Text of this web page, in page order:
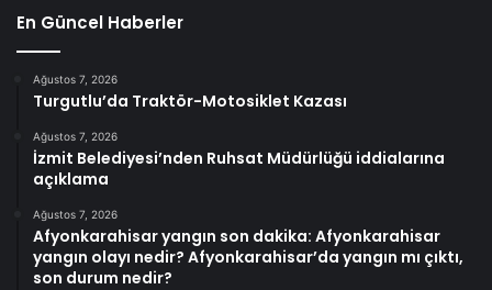
En Güncel Haberler
Ağustos 7, 2026
Turgutlu’da Traktör-Motosiklet Kazası
Ağustos 7, 2026
İzmit Belediyesi’nden Ruhsat Müdürlüğü iddialarına
açıklama
Ağustos 7, 2026
Afyonkarahisar yangın son dakika: Afyonkarahisar
yangın olayı nedir? Afyonkarahisar’da yangın mı çıktı,
son durum nedir?